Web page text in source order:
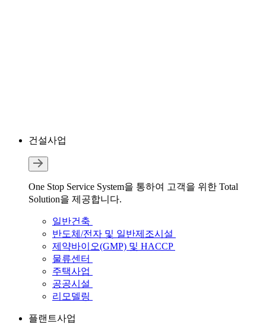
건설사업
One Stop Service System을 통하여 고객을 위한 Total
Solution을 제공합니다.
일반건축
반도체/전자 및 일반제조시설
제약바이오(GMP) 및 HACCP
물류센터
주택사업
공공시설
리모델링
플랜트사업